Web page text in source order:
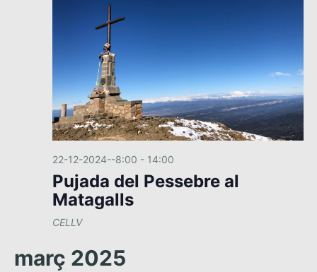
22-12-2024--8:00 - 14:00
Pujada del Pessebre al
Matagalls
CELLV
març 2025